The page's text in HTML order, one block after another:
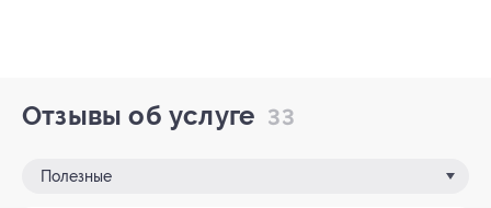
Отзывы об услуге 33
Полезные